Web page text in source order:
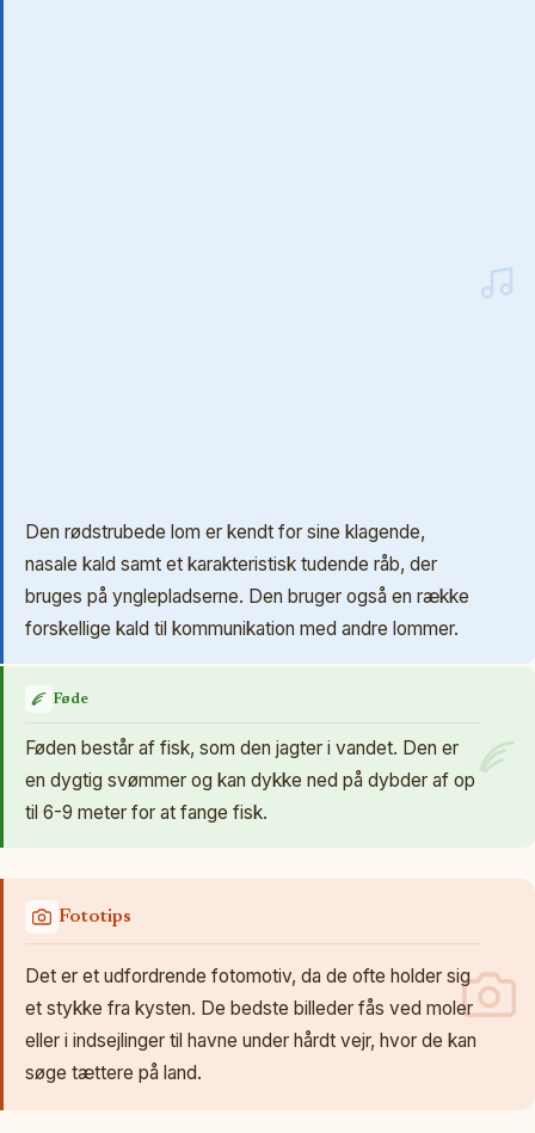
Den rødstrubede lom er kendt for sine klagende,
nasale kald samt et karakteristisk tudende råb, der
bruges på ynglepladserne. Den bruger også en række
forskellige kald til kommunikation med andre lommer.
Føde
Føden består af fisk, som den jagter i vandet. Den er
en dygtig svømmer og kan dykke ned på dybder af op
til 6-9 meter for at fange fisk.
Fototips
Det er et udfordrende fotomotiv, da de ofte holder sig
et stykke fra kysten. De bedste billeder fås ved moler
eller i indsejlinger til havne under hårdt vejr, hvor de kan
søge tættere på land.